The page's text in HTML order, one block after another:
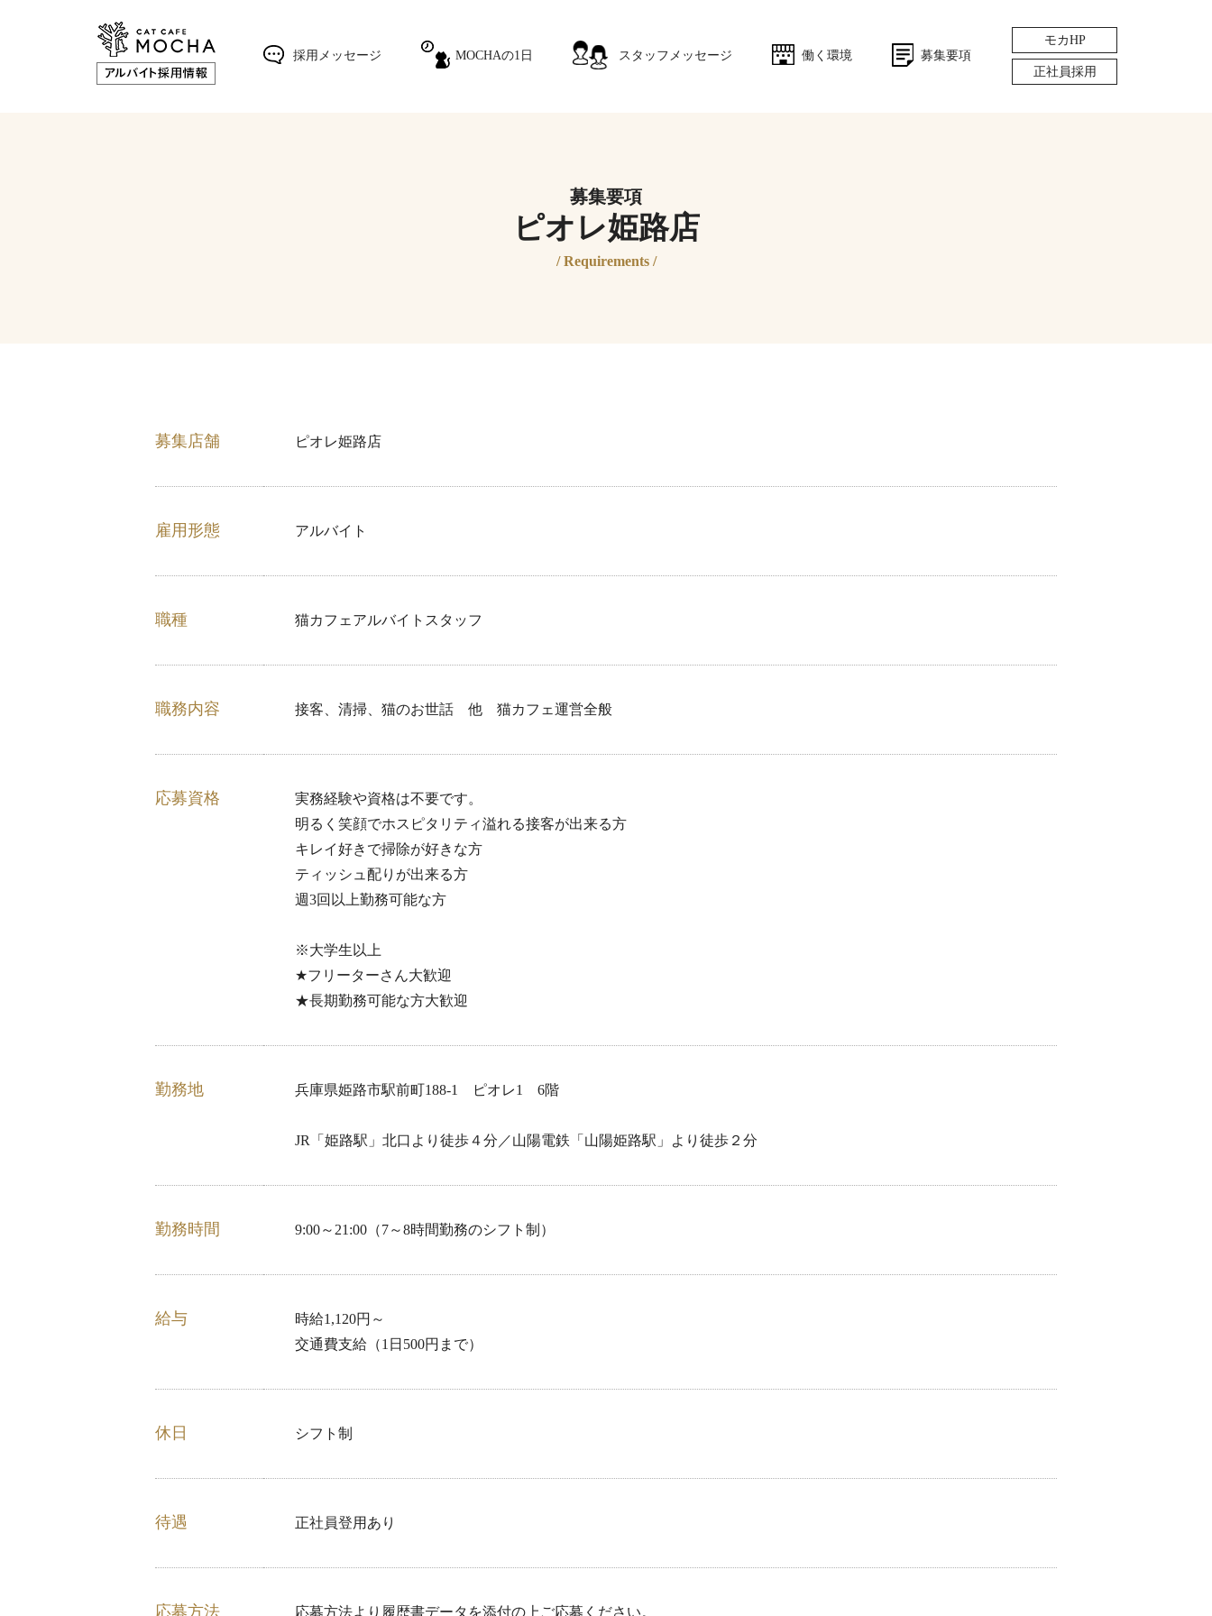
採用メッセージ MOCHAの1日 スタッフメッセージ 働く環境 募集要項
モカHP
正社員採用
募集要項
ピオレ姫路店
/ Requirements /
募集店舗 ピオレ姫路店
雇用形態 アルバイト
職種 猫カフェアルバイトスタッフ
職務内容 接客、清掃、猫のお世話 他 猫カフェ運営全般
応募資格
実務経験や資格は不要です。
明るく笑顔でホスピタリティ溢れる接客が出来る方
キレイ好きで掃除が好きな方
ティッシュ配りが出来る方
週3回以上勤務可能な方
※大学生以上
★フリーターさん大歓迎
★長期勤務可能な方大歓迎
勤務地 兵庫県姫路市駅前町188-1 ピオレ1 6階
JR「姫路駅」北口より徒歩４分／山陽電鉄「山陽姫路駅」より徒歩２分
勤務時間 9:00～21:00（7～8時間勤務のシフト制）
給与
時給1,120円～
交通費支給（1日500円まで）
休日 シフト制
待遇 正社員登用あり
応募方法 応募方法より履歴書データを添付の上ご応募ください。